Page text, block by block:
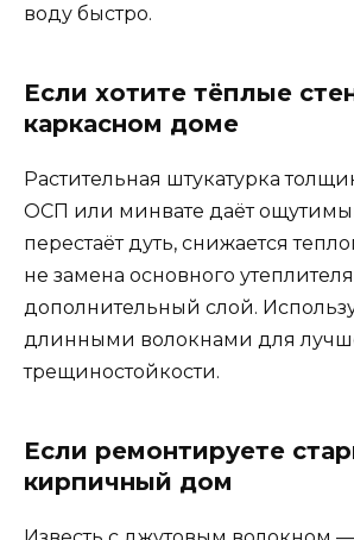
воду быстро.
Если хотите тёплые
каркасном доме
Растительная штукатурка
ОСП или минвате даёт
перестаёт дуть, снижается
не замена основного
дополнительный слой.
длинными волокнами для
трещиностойкости.
Если ремонтируете
кирпичный дом